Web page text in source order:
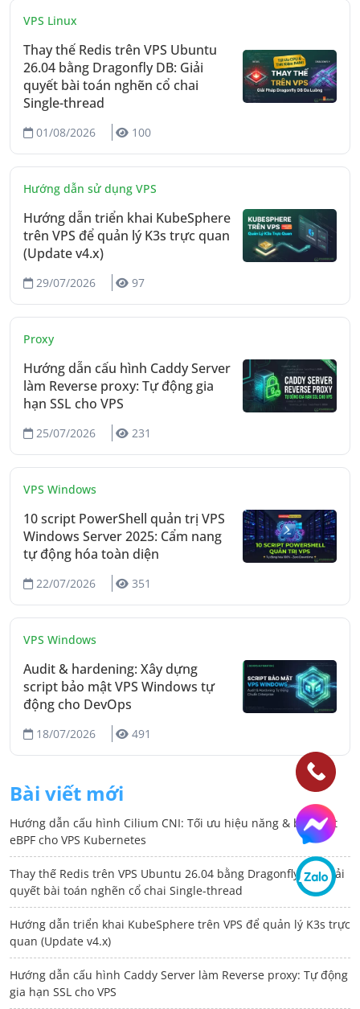
VPS Linux
Thay thế Redis trên VPS Ubuntu
26.04 bằng Dragonfly DB: Giải
quyết bài toán nghẽn cổ chai
Single-thread
01/08/2026 100
Hướng dẫn sử dụng VPS
Hướng dẫn triển khai KubeSphere
trên VPS để quản lý K3s trực quan
(Update v4.x)
29/07/2026 97
Proxy
Hướng dẫn cấu hình Caddy Server
làm Reverse proxy: Tự động gia
hạn SSL cho VPS
25/07/2026 231
VPS Windows
10 script PowerShell quản trị VPS
Windows Server 2025: Cẩm nang
tự động hóa toàn diện
22/07/2026 351
VPS Windows
Audit & hardening: Xây dựng
script bảo mật VPS Windows tự
động cho DevOps
18/07/2026 491
Bài viết mới
Hướng dẫn cấu hình Cilium CNI: Tối ưu hiệu năng & bảo mật
eBPF cho VPS Kubernetes
Thay thế Redis trên VPS Ubuntu 26.04 bằng Dragonfly DB: Giải
quyết bài toán nghẽn cổ chai Single-thread
Hướng dẫn triển khai KubeSphere trên VPS để quản lý K3s trực
quan (Update v4.x)
Hướng dẫn cấu hình Caddy Server làm Reverse proxy: Tự động
gia hạn SSL cho VPS